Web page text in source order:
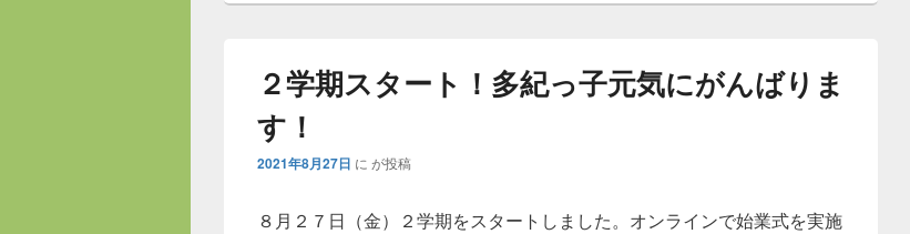
２学期スタート！多紀っ子元気にがんばりま
す！
2021年8月27日 に が投稿
８月２７日（金）２学期をスタートしました。オンラインで始業式を実施